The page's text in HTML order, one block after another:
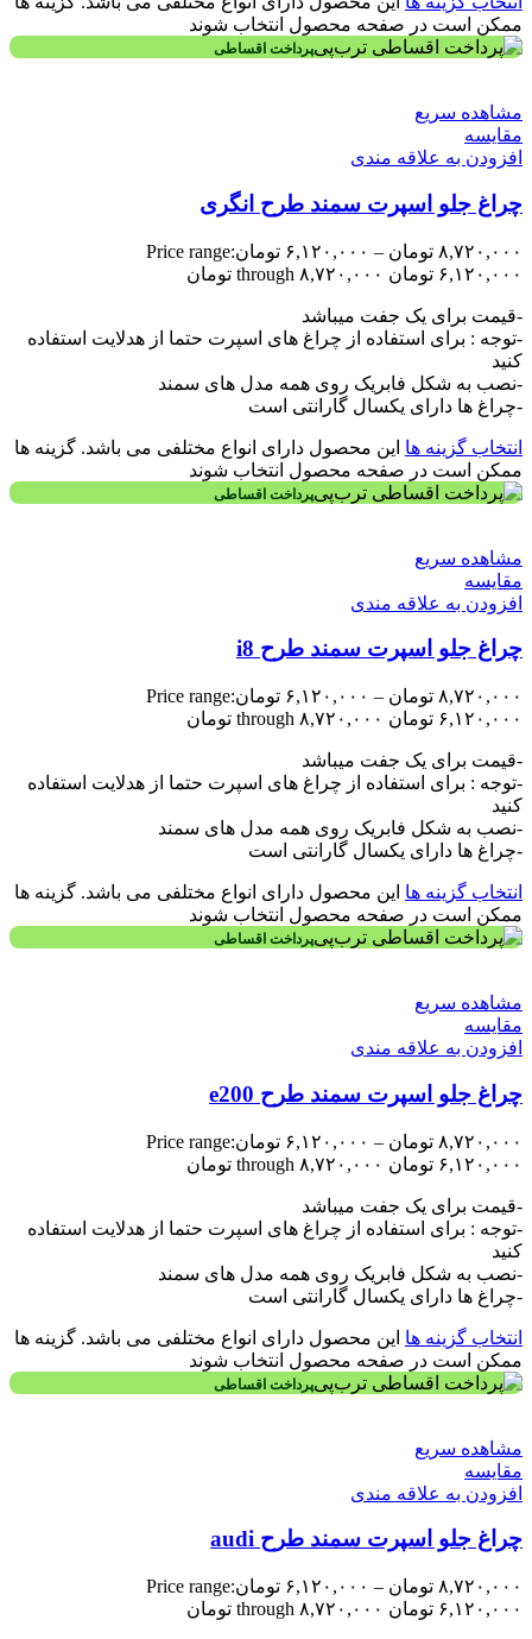
ممکن است در صفحه محصول انتخاب شوند
پرداخت اقساطی
مشاهده سریع
مقایسه
افزودن به علاقه مندی
چراغ جلو اسپرت سمند طرح انگری
۸,۷۲۰,۰۰۰ تومان – ۶,۱۲۰,۰۰۰ تومانPrice range:
۶,۱۲۰,۰۰۰ تومان through ۸,۷۲۰,۰۰۰ تومان
-قیمت برای یک جفت میباشد
-توجه : برای استفاده از چراغ های اسپرت حتما از هدلایت استفاده
کنید
-نصب به شکل فابریک روی همه مدل های سمند
-چراغ ها دارای یکسال گارانتی است
انتخاب گزینه ها این محصول دارای انواع مختلفی می باشد. گزینه ها
ممکن است در صفحه محصول انتخاب شوند
پرداخت اقساطی
مشاهده سریع
مقایسه
افزودن به علاقه مندی
چراغ جلو اسپرت سمند طرح i8
۸,۷۲۰,۰۰۰ تومان – ۶,۱۲۰,۰۰۰ تومانPrice range:
۶,۱۲۰,۰۰۰ تومان through ۸,۷۲۰,۰۰۰ تومان
-قیمت برای یک جفت میباشد
-توجه : برای استفاده از چراغ های اسپرت حتما از هدلایت استفاده
کنید
-نصب به شکل فابریک روی همه مدل های سمند
-چراغ ها دارای یکسال گارانتی است
انتخاب گزینه ها این محصول دارای انواع مختلفی می باشد. گزینه ها
ممکن است در صفحه محصول انتخاب شوند
پرداخت اقساطی
مشاهده سریع
مقایسه
افزودن به علاقه مندی
چراغ جلو اسپرت سمند طرح e200
۸,۷۲۰,۰۰۰ تومان – ۶,۱۲۰,۰۰۰ تومانPrice range:
۶,۱۲۰,۰۰۰ تومان through ۸,۷۲۰,۰۰۰ تومان
-قیمت برای یک جفت میباشد
-توجه : برای استفاده از چراغ های اسپرت حتما از هدلایت استفاده
کنید
-نصب به شکل فابریک روی همه مدل های سمند
-چراغ ها دارای یکسال گارانتی است
انتخاب گزینه ها این محصول دارای انواع مختلفی می باشد. گزینه ها
ممکن است در صفحه محصول انتخاب شوند
پرداخت اقساطی
مشاهده سریع
مقایسه
افزودن به علاقه مندی
چراغ جلو اسپرت سمند طرح audi
۸,۷۲۰,۰۰۰ تومان – ۶,۱۲۰,۰۰۰ تومانPrice range:
۶,۱۲۰,۰۰۰ تومان through ۸,۷۲۰,۰۰۰ تومان